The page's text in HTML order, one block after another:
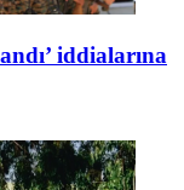
iddialarına